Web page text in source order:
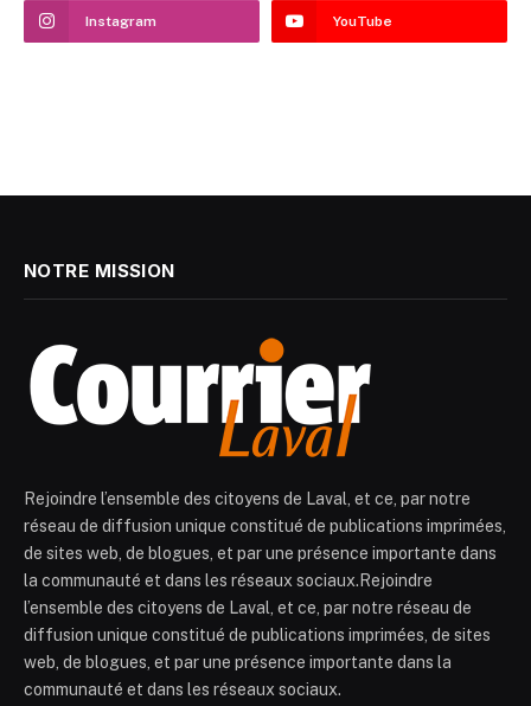
Instagram YouTube
NOTRE MISSION
Rejoindre l’ensemble des citoyens de Laval, et ce, par notre
réseau de diffusion unique constitué de publications imprimées,
de sites web, de blogues, et par une présence importante dans
la communauté et dans les réseaux sociaux.Rejoindre
l’ensemble des citoyens de Laval, et ce, par notre réseau de
diffusion unique constitué de publications imprimées, de sites
web, de blogues, et par une présence importante dans la
communauté et dans les réseaux sociaux.